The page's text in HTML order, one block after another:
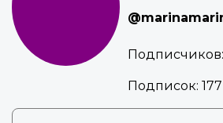
Подписчиков:
Подписок: 177